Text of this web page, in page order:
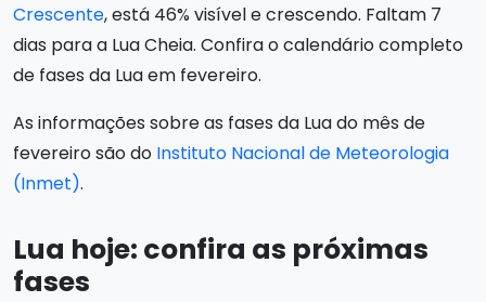
Crescente, está 46% visível e crescendo. Faltam 7
dias para a Lua Cheia. Confira o calendário completo
de fases da Lua em fevereiro.
As informações sobre as fases da Lua do mês de
fevereiro são do Instituto Nacional de Meteorologia
(Inmet).
Lua hoje: confira as próximas
fases